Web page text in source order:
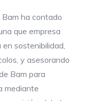
ha contado
que empresa
sostenibilidad,
y asesorando
Bam para
mediante